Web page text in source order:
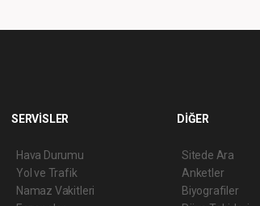
SERVİSLER
Hava Durumu
Yol ve Trafik
Namaz Vakitleri
DİĞER
Sitede Ara
Anketler
Biyografiler